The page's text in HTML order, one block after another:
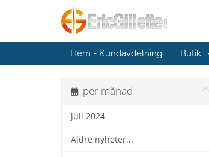
Hem - Kundavdelning Butik
per månad
juli 2024
Äldre nyheter...